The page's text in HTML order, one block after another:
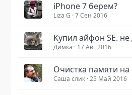
iPhone 7 берем?
Liza G 7 Сен 2016
Купил айфон SE.
Димка 17 Авг 2016
Очистка памяти на
Саша слик 25 Май 2016